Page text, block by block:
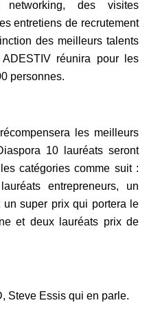
networking, des visites
entretiens de recrutement
des meilleurs talents
réunira pour les
personnes.
les meilleurs
10 lauréats seront
catégories comme suit :
entrepreneurs, un
un super prix qui portera le
et deux lauréats prix de
Steve Essis qui en parle.